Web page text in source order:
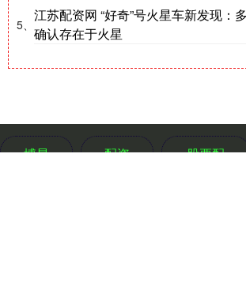
5、
江苏配资网 “好奇”号火星车新发现：
确认存在于火星
博星
配资
股票配